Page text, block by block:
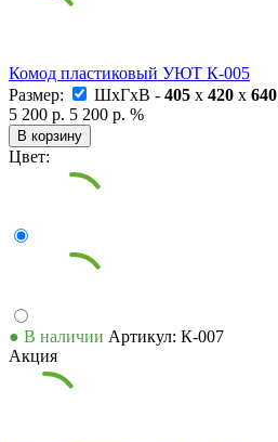
Комод пластиковый УЮТ К-005
Размер:
ШxГxВ - 405 x 420 x 640
5 200 р. 5 200 р. %
В корзину
Цвет:
● В наличии Артикул: К-007
Акция